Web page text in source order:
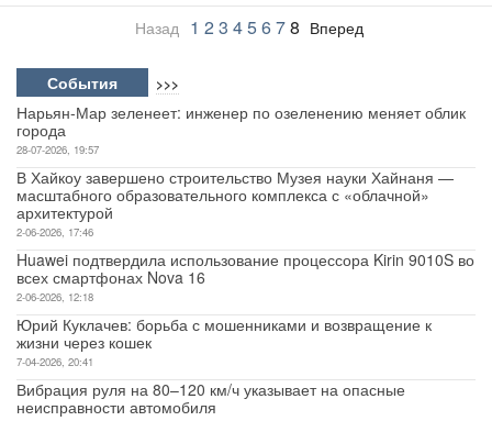
Назад 1 2 3 45678 Вперед
События >>>
Нарьян-Мар зеленеет: инженер по озеленению меняет облик
города
28-07-2026, 19:57
В Хайкоу завершено строительство Музея науки Хайнаня —
масштабного образовательного комплекса с «облачной»
архитектурой
2-06-2026, 17:46
Huawei подтвердила использование процессора Kirin 9010S во
всех смартфонах Nova 16
2-06-2026, 12:18
Юрий Куклачев: борьба с мошенниками и возвращение к
жизни через кошек
7-04-2026, 20:41
Вибрация руля на 80–120 км/ч указывает на опасные
неисправности автомобиля